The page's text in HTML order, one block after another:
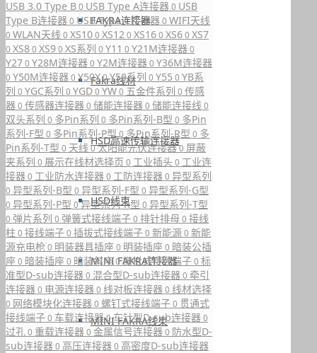
FAKRA连接器
Fakra线材
HSD高速传输连接器
HSD线束
MINI FAKRA连接器
MINI FAKRA线束
USB 3.0 Type B 0 USB Type A连接器 0 USB
Type B连接器 0 USB Type C连接器 0 WIFI天线
0 WLAN天线 0 XS10 0 XS12 0 XS16 0 XS6 0 XS7
0 XS8 0 XS9 0 XS系列 0 Y11 0 Y21M连接器 0
Y27 0 Y28M连接器 0 Y2M连接器 0 Y36M连接器
0 Y50M连接器 0 Y50X0Y50系列 0 Y55 0 YB系
列 0 YGC系列 0 YGD 0 YW 0 五金件系列 0 传感
器 0 传感器连接器 0 储能连接器 0 储能连接线 0
双头系列 0 多Pin系列 0 多Pin系列-B型 0 多Pin
系列-F型 0 多Pin系列-P型 0 多Pin系列-R型 0 多
Pin系列-T型 0 天线 0太阳能光伏连接器0 屏蔽
夹系列 0 展示在线材选择页 0 工业插头 0 工业连
接器 0 工业防水连接器 0 工防连接器 0 异型系列
0 异型系列-B型 0 异型系列-F型 0 异型系列-G型
0 异型系列-P型 0异型系列-R型 0 异型系列-T型
0 弹片系列 0 弹簧式接线端子 0 排针排母 0 接线
柱 0 接线端子 0 插拔式接线端子 0 新能源 0 新能
源充电枪 0 明装器具插座 0 明装插座 0 暗装公插
座 0 暗装插座 0 暗装斜座0栅栏式接线端子 0 标
准型D-sub连接器 0 混合型D-sub连接器 0 牵引
连接器 0 电源连接器 0 线对板连接器 0 线材选择
0 网络模块化连接器 0 螺钉式接线端子 0 贯通式
接线端子 0 车载连接器0车针型D-sub连接器 0
过孔 0 重载连接器 0 金属信号连接器 0 防水型D-
sub连接器 0 高压连接器 0 高密度D-sub连接器